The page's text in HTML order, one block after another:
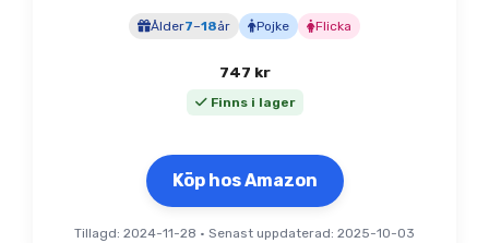
Ålder7–18år Pojke Flicka
747 kr
Finns i lager
Köp hos Amazon
Tillagd: 2024-11-28 • Senast uppdaterad: 2025-10-03